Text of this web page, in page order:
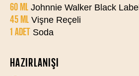
60 ML Johnnie Walker Black Label
45 ML Vişne Reçeli
1 ADET Soda
HAZIRLANIŞI